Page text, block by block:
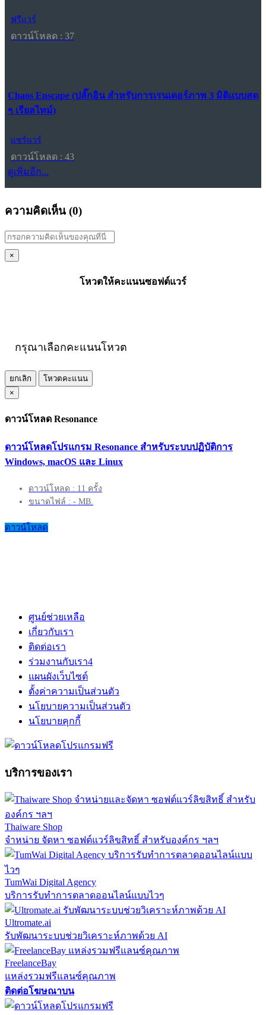
ฟรีแวร์
ดาวน์โหลด : 37
Chaos Enscape (ปลั๊กอิน สำหรับการเรนเดอร์ภาพ 3 มิติแบบสด
ๆ เรียลไทม์)
แชร์แวร์
ดาวน์โหลด : 43
ดูเพิ่มอีก...
ความคิดเห็น (0)
×
โหวตให้คะแนนซอฟต์แวร์
กรุณาเลือกคะแนนโหวต
ยกเลิก
โหวตคะแนน
×
ดาวน์โหลด Resonance
ดาวน์โหลดโปรแกรม Resonance สำหรับระบบปฏิบัติการ
Windows, macOS และ Linux
ดาวน์โหลด : 11 ครั้ง
ขนาดไฟล์ : - MB.
ดาวน์โหลด
ศูนย์ช่วยเหลือ
เกี่ยวกับเรา
ติดต่อเรา
ร่วมงานกับเรา4
แผนผังเว็บไซต์
ตั้งค่าความเป็นส่วนตัว
นโยบายความเป็นส่วนตัว
นโยบายคุกกี้
บริการของเรา
Thaiware Shop
จำหน่าย จัดหา ซอฟต์แวร์ลิขสิทธิ์ สำหรับองค์กร ฯลฯ
TumWai Digital Agency
บริการรับทำการตลาดออนไลน์แบบไวๆ
Ultromate.ai
รับพัฒนาระบบช่วยวิเคราะห์ภาพด้วย AI
FreelanceBay
แหล่งรวมฟรีแลนซ์คุณภาพ
ติดต่อโฆษณาบน